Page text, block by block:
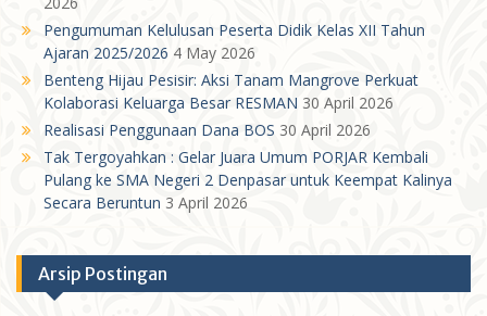
Pengumuman Kelulusan Peserta Didik Kelas XII Tahun
Ajaran 2025/2026 4 May 2026
Benteng Hijau Pesisir: Aksi Tanam Mangrove Perkuat
Kolaborasi Keluarga Besar RESMAN 30 April 2026
Realisasi Penggunaan Dana BOS 30 April 2026
Tak Tergoyahkan : Gelar Juara Umum PORJAR Kembali
Pulang ke SMA Negeri 2 Denpasar untuk Keempat Kalinya
Secara Beruntun 3 April 2026
Arsip Postingan